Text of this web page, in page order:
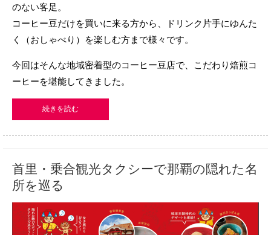
のない客足。
コーヒー豆だけを買いに来る方から、ドリンク片手にゆんた
く（おしゃべり）を楽しむ方まで様々です。
今回はそんな地域密着型のコーヒー豆店で、こだわり焙煎コ
ーヒーを堪能してきました。
続きを読む
首里・乗合観光タクシーで那覇の隠れた名
所を巡る